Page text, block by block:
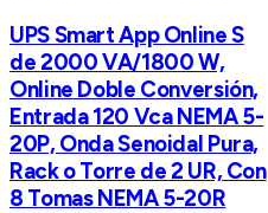
UPS Smart App Online S
de 2000 VA/1800 W,
Online Doble Conversión,
Entrada 120 Vca NEMA 5-
20P, Onda Senoidal Pura,
Rack o Torre de 2 UR, Con
8 Tomas NEMA 5-20R